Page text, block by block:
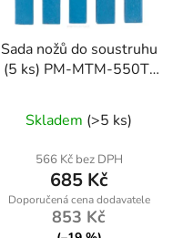
Sada nožů do soustruhu
(5 ks) PM-MTM-550T-
Skladem (>5 ks)
566 Kč bez DPH
685 Kč
853 Kč